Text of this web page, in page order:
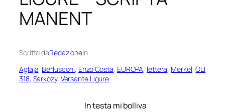
MANENT
Scritto daRedazionein
Aglaja, Berlusconi, Enzo Costa, EUROPA, lettera, Merkel, OLI
318, Sarkozy, Versante Ligure
In testa mi bolliva